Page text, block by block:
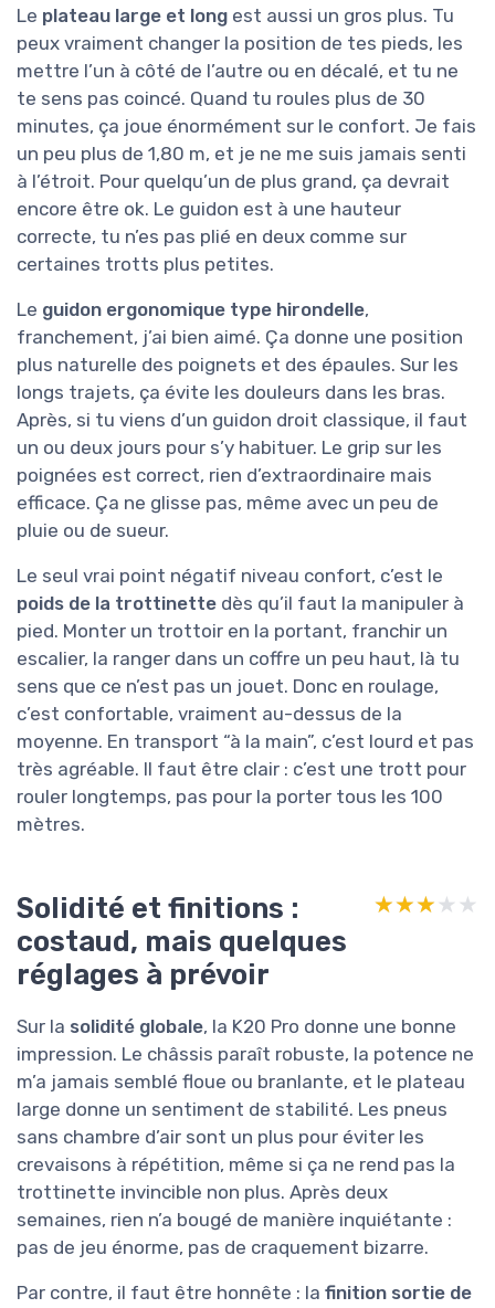
Le plateau large et long est aussi un gros plus. Tu
peux vraiment changer la position de tes pieds, les
mettre l’un à côté de l’autre ou en décalé, et tu ne
te sens pas coincé. Quand tu roules plus de 30
minutes, ça joue énormément sur le confort. Je fais
un peu plus de 1,80 m, et je ne me suis jamais senti
à l’étroit. Pour quelqu’un de plus grand, ça devrait
encore être ok. Le guidon est à une hauteur
correcte, tu n’es pas plié en deux comme sur
certaines trotts plus petites.
Le guidon ergonomique type hirondelle,
franchement, j’ai bien aimé. Ça donne une position
plus naturelle des poignets et des épaules. Sur les
longs trajets, ça évite les douleurs dans les bras.
Après, si tu viens d’un guidon droit classique, il faut
un ou deux jours pour s’y habituer. Le grip sur les
poignées est correct, rien d’extraordinaire mais
efficace. Ça ne glisse pas, même avec un peu de
pluie ou de sueur.
Le seul vrai point négatif niveau confort, c’est le
poids de la trottinette dès qu’il faut la manipuler à
pied. Monter un trottoir en la portant, franchir un
escalier, la ranger dans un coffre un peu haut, là tu
sens que ce n’est pas un jouet. Donc en roulage,
c’est confortable, vraiment au-dessus de la
moyenne. En transport “à la main”, c’est lourd et pas
très agréable. Il faut être clair : c’est une trott pour
rouler longtemps, pas pour la porter tous les 100
mètres.
Solidité et finitions :
costaud, mais quelques
réglages à prévoir
★★★★★
★★★★★
Sur la solidité globale, la K20 Pro donne une bonne
impression. Le châssis paraît robuste, la potence ne
m’a jamais semblé floue ou branlante, et le plateau
large donne un sentiment de stabilité. Les pneus
sans chambre d’air sont un plus pour éviter les
crevaisons à répétition, même si ça ne rend pas la
trottinette invincible non plus. Après deux
semaines, rien n’a bougé de manière inquiétante :
pas de jeu énorme, pas de craquement bizarre.
Par contre, il faut être honnête : la finition sortie de